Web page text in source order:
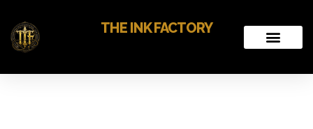
THE INK FACTORY